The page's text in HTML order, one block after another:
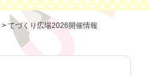
> てづくり広場2026開催情報